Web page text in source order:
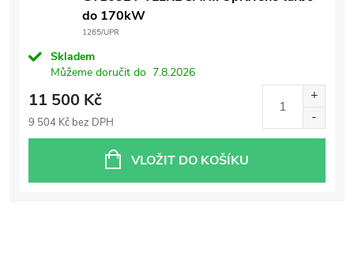
do 170kW
1265/UPR
Skladem
Můžeme doručit do 7.8.2026
11 500 Kč
9 504 Kč bez DPH
VLOŽIT DO KOŠÍKU